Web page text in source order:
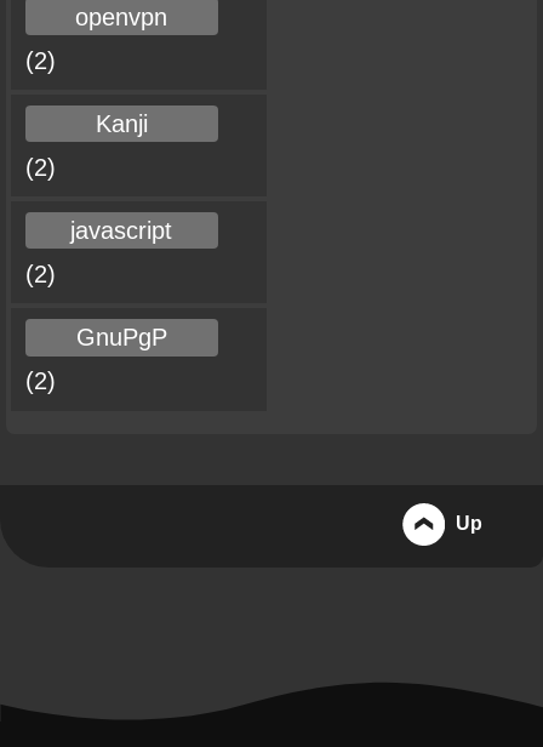
openvpn
(2)
Kanji
(2)
javascript
(2)
GnuPgP
(2)
Up